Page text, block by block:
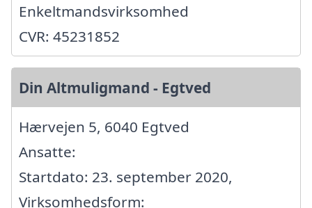
Enkeltmandsvirksomhed
CVR: 45231852
Din Altmuligmand - Egtved
Hærvejen 5, 6040 Egtved
Ansatte:
Startdato: 23. september 2020,
Virksomhedsform: